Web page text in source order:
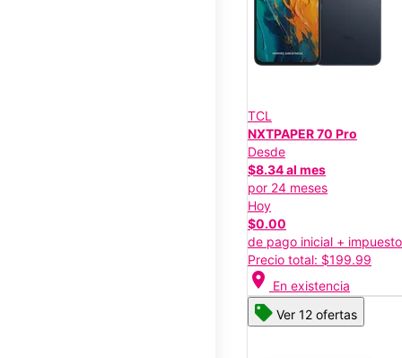
TCL
NXTPAPER 70 Pro
Desde
$8.34 al mes
por 24 meses
Hoy
$0.00
de pago inicial +
Precio total: $199.99
location_on En existencia
Ver 12 ofertas